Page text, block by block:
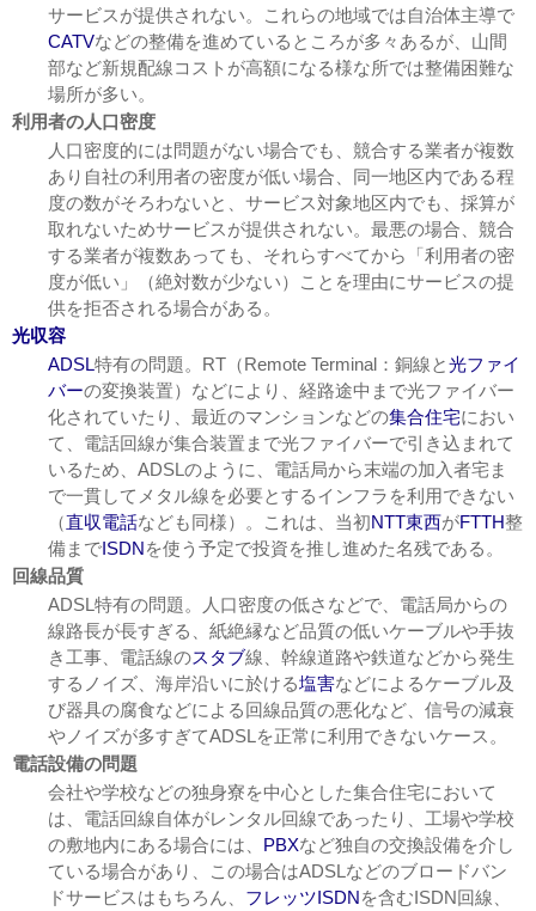
サービスが提供されない。これらの地域では自治体主導で
CATVなどの整備を進めているところが多々あるが、山間
部など新規配線コストが高額になる様な所では整備困難な
場所が多い。
利用者の人口密度
人口密度的には問題がない場合でも、競合する業者が複数
あり自社の利用者の密度が低い場合、同一地区内である程
度の数がそろわないと、サービス対象地区内でも、採算が
取れないためサービスが提供されない。最悪の場合、競合
する業者が複数あっても、それらすべてから「利用者の密
度が低い」（絶対数が少ない）ことを理由にサービスの提
供を拒否される場合がある。
光収容
ADSL特有の問題。RT（Remote Terminal：銅線と光ファイ
バーの変換装置）などにより、経路途中まで光ファイバー
化されていたり、最近のマンションなどの集合住宅におい
て、電話回線が集合装置まで光ファイバーで引き込まれて
いるため、ADSLのように、電話局から末端の加入者宅ま
で一貫してメタル線を必要とするインフラを利用できない
（直収電話なども同様）。これは、当初NTT東西がFTTH整
備までISDNを使う予定で投資を推し進めた名残である。
回線品質
ADSL特有の問題。人口密度の低さなどで、電話局からの
線路長が長すぎる、紙絶縁など品質の低いケーブルや手抜
き工事、電話線のスタブ線、幹線道路や鉄道などから発生
するノイズ、海岸沿いに於ける塩害などによるケーブル及
び器具の腐食などによる回線品質の悪化など、信号の減衰
やノイズが多すぎてADSLを正常に利用できないケース。
電話設備の問題
会社や学校などの独身寮を中心とした集合住宅において
は、電話回線自体がレンタル回線であったり、工場や学校
の敷地内にある場合には、 PBXなど独自の交換設備を介し
ている場合があり、この場合はADSLなどのブロードバン
ドサービスはもちろん、 フレッツISDNを含むISDN回線、